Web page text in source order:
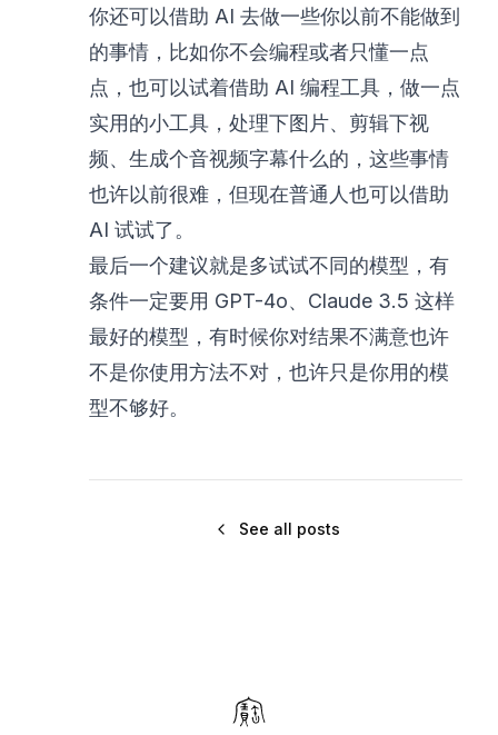
你还可以借助 AI 去做一些你以前不能做到
的事情，比如你不会编程或者只懂一点
点，也可以试着借助 AI 编程工具，做一点
实用的小工具，处理下图片、剪辑下视
频、生成个音视频字幕什么的，这些事情
也许以前很难，但现在普通人也可以借助
AI 试试了。
最后一个建议就是多试试不同的模型，有
条件一定要用 GPT-4o、Claude 3.5 这样
最好的模型，有时候你对结果不满意也许
不是你使用方法不对，也许只是你用的模
型不够好。
See all posts